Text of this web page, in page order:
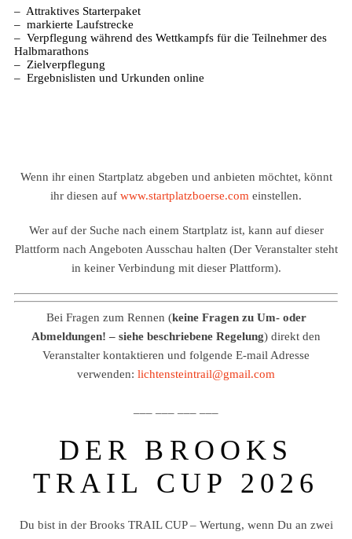
– Attraktives Starterpaket
– markierte Laufstrecke
– Verpflegung während des Wettkampfs für die Teilnehmer des
Halbmarathons
– Zielverpflegung
– Ergebnislisten und Urkunden online
Wenn ihr einen Startplatz abgeben und anbieten möchtet, könnt
ihr diesen auf www.startplatzboerse.com einstellen.
Wer auf der Suche nach einem Startplatz ist, kann auf dieser
Plattform nach Angeboten Ausschau halten (Der Veranstalter steht
in keiner Verbindung mit dieser Plattform).
Bei Fragen zum Rennen (keine Fragen zu Um- oder
Abmeldungen! – siehe beschriebene Regelung) direkt den
Veranstalter kontaktieren und folgende E-mail Adresse
verwenden: lichtensteintrail@gmail.com
DER BROOKS
TRAIL CUP 2026
Du bist in der Brooks TRAIL CUP – Wertung, wenn Du an zwei